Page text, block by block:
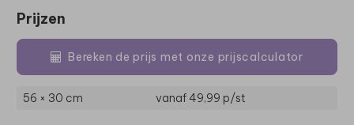
Prijzen
Bereken de prijs met onze prijscalculator
56 × 30 cm vanaf 49,99 p/st